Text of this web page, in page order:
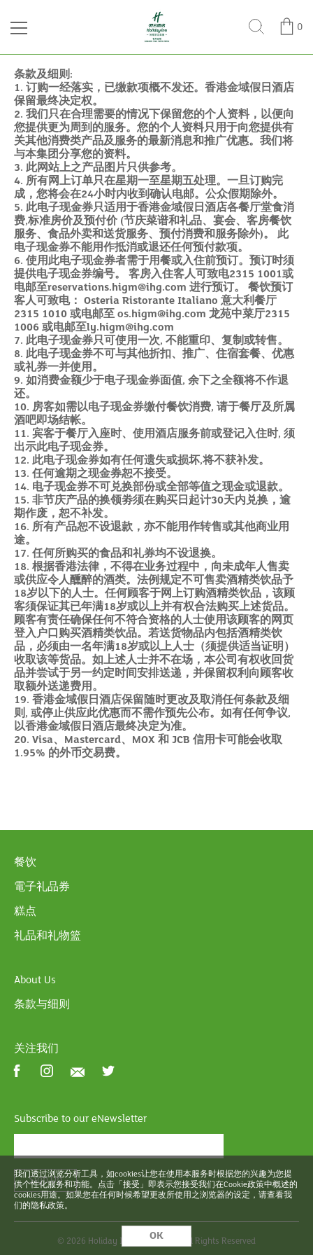
0
条款及细则:
1. 订购一经落实，已缴款项概不发还。香港金域假日酒店
保留最终决定权。
2. 我们只在合理需要的情况下保留您的个人资料，以便向
您提供更为周到的服务。您的个人资料只用于向您提供有
关其他消费类产品及服务的最新消息和推广优惠。我们将
与本集团分享您的资料。
3. 此网站上之产品图片只供参考。
4. 所有网上订单只在星期一至星期五处理。一旦订购完
成，您将会在24小时内收到确认电邮。公众假期除外。
5. 此电子现金券只适用于香港金域假日酒店各餐厅堂食消
费,标准房价及预付价 (节庆菜谱和礼品、宴会、客房餐饮
服务、食品外卖和送货服务、预付消费和服务除外)。 此
电子现金券不能用作抵消或退还任何预付款项。
6. 使用此电子现金券者需于用餐或入住前预订。预订时须
提供电子现金券编号。 客房入住客人可致电2315 1001或
电邮至reservations.higm@ihg.com 进行预订。 餐饮预订
客人可致电： Osteria Ristorante Italiano 意大利餐厅
2315 1010 或电邮至 os.higm@ihg.com 龙苑中菜厅2315
1006 或电邮至ly.higm@ihg.com
7. 此电子现金券只可使用一次, 不能重印、复制或转售。
8. 此电子现金券不可与其他折扣、推广、住宿套餐、优惠
或礼券一并使用。
9. 如消费金额少于电子现金券面值, 余下之全额将不作退
还。
10. 房客如需以电子现金券缴付餐饮消费, 请于餐厅及所属
酒吧即场结帐。
11. 宾客于餐厅入座时、使用酒店服务前或登记入住时, 须
出示此电子现金券。
12. 此电子现金券如有任何遗失或损坏,将不获补发。
13. 任何逾期之现金券恕不接受。
14. 电子现金券不可兑换部份或全部等值之现金或退款。
15. 非节庆产品的换领劵须在购买日起计30天内兑换，逾
期作废，恕不补发。
16. 所有产品恕不设退款，亦不能用作转售或其他商业用
途。
17. 任何所购买的食品和礼券均不设退换。
18. 根据香港法律，不得在业务过程中，向未成年人售卖
或供应令人醺醉的酒类。法例规定不可售卖酒精类饮品予
18岁以下的人士。任何顾客于网上订购酒精类饮品，该顾
客须保证其已年满18岁或以上并有权合法购买上述货品。
顾客有责任确保任何不符合资格的人士使用该顾客的网页
登入户口购买酒精类饮品。若送货物品内包括酒精类饮
品，必须由一名年满18岁或以上人士（须提供适当证明）
收取该等货品。如上述人士并不在场，本公司有权收回货
品并尝试于另一约定时间安排送递，并保留权利向顾客收
取额外送递费用。
19. 香港金域假日酒店保留随时更改及取消任何条款及细
则, 或停止供应此优惠而不需作预先公布。如有任何争议,
以香港金域假日酒店最终决定为准。
20. Visa、Mastercard、MOX 和 JCB 信用卡可能会收取
1.95% 的外币交易费。
餐饮
電子礼品券
糕点
礼品和礼物篮
About Us
条款与细则
关注我们
Subscribe to our eNewsletter
Sign Up
© 2026 Holiday Inn Golden Mile. All Rights Reserved
我们透过浏览分析工具，如cookies让您在使用本服务时根据您的兴趣为您提
供个性化服务和功能。点击「接受」即表示您接受我们在Cookie政策中概述的
cookies用途。如果您在任何时候希望更改所使用之浏览器的设定，请查看我
们的隐私政策。
OK